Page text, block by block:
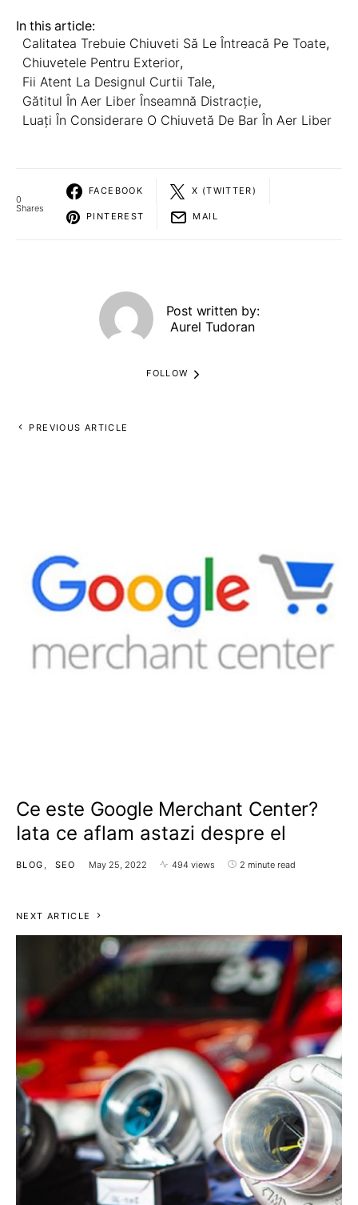
In this article:
Calitatea Trebuie Chiuveti Să Le Întreacă Pe Toate,
Chiuvetele Pentru Exterior,
Fii Atent La Designul Curtii Tale,
Gătitul În Aer Liber Înseamnă Distracție,
Luați În Considerare O Chiuvetă De Bar În Aer Liber
0
Shares
FACEBOOK X (TWITTER)
PINTEREST MAIL
Post written by:
Aurel Tudoran
FOLLOW
PREVIOUS ARTICLE
Ce este Google Merchant Center?
Iata ce aflam astazi despre el
BLOG SEO May 25, 2022 494 views 2 minute read
NEXT ARTICLE